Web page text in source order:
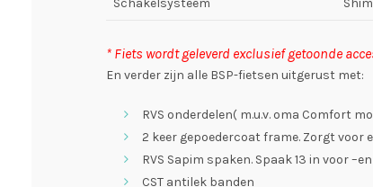
Schakelsysteem
* Fiets wordt geleverd exclusief getoonde
En verder zijn alle BSP-fietsen uitgerust met:
RVS onderdelen( m.u.v. oma Comfort
2 keer gepoedercoat frame. Zorgt voor
RVS Sapim spaken. Spaak 13 in voor
CST antilek banden